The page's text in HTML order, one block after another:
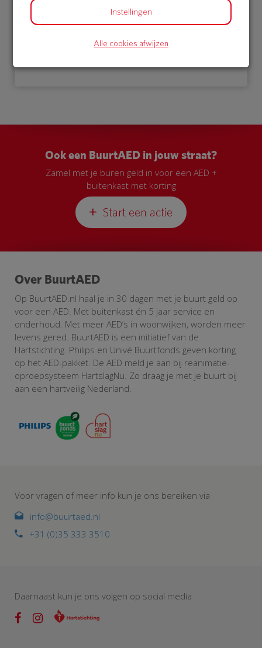
Bekijk alle donateurs
Ook een BuurtAED in jouw straat?
Zamel met je buren geld in voor een AED +
buitenkast met korting
Start een actie
Over BuurtAED
Op BuurtAED.nl haal je in 30 dagen met je buurt geld op
voor een AED. Met buitenkast én 5 jaar service en
onderhoud. Met meer AED’s in woonwijken, worden meer
levens gered. BuurtAED is een initiatief van de
Hartstichting. Philips en Univé Buurtfonds geven korting
op het AED-pakket. De AED meld je aan bij reanimatie-
oproepsysteem HartslagNu. Zo draag je met je buurt bij
aan een hartveilig Nederland.
Voor vragen of meer info kun je ons bereiken via
info@buurtaed.nl
+31 (0)35 333 3510
Daarnaast kun je ons volgen op social media
Instellingen
Alle cookies afwijzen